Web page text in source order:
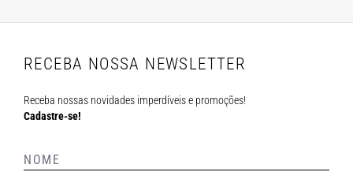
RECEBA NOSSA NEWSLETTER
Receba nossas novidades imperdíveis e promoções!
Cadastre-se!